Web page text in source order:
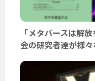
「メタバースは解
会の研究者達が様